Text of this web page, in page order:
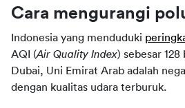
Cara mengurangi
Indonesia yang menduduki
AQI (Air Quality Index) sebesar
Dubai, Uni Emirat Arab adalah
dengan kualitas udara terburuk.